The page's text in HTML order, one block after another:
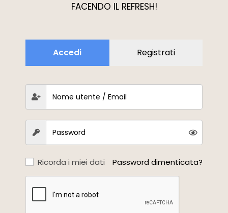
FACENDO IL REFRESH!
Accedi Registrati
Ricorda i miei dati Password dimenticata?